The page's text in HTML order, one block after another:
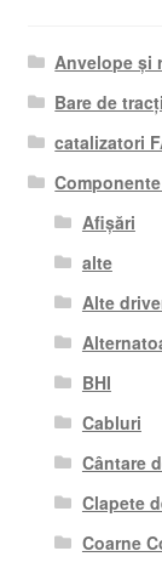
Anvelope și
Bare de
catalizatori
Afișări
alte
Alte
BHI
Cabluri
Cântare
Clapete
Coarne